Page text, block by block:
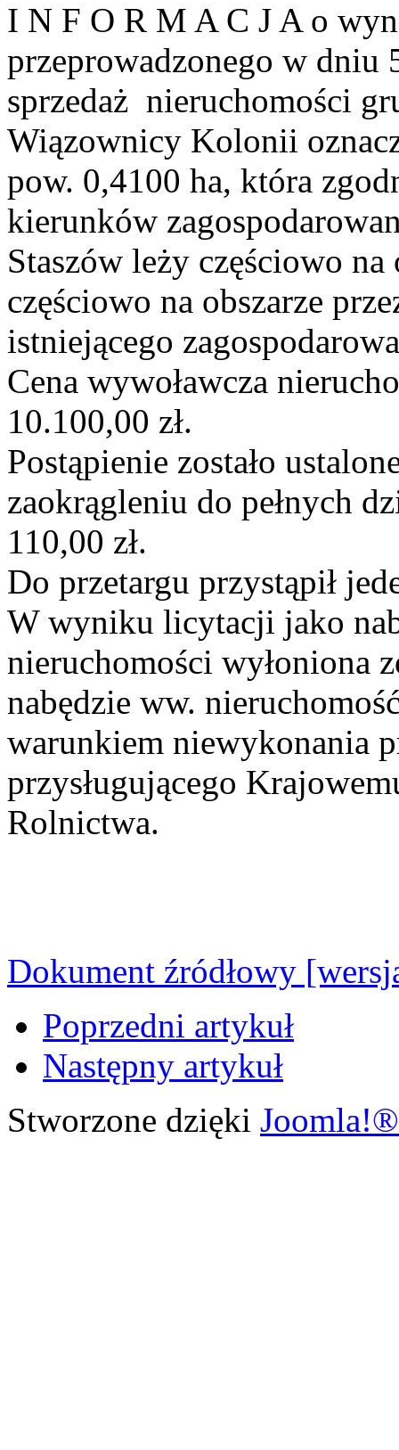
I N F O R M A C J A o
przeprowadzonego w dniu
sprzedaż nieruchomości
Wiązownicy Kolonii
pow. 0,4100 ha, która
kierunków
Staszów leży częściowo
częściowo na obszarze
istniejącego
Cena wywoławcza
10.100,00 zł.
Postąpienie zostało
zaokrągleniu do pełnych
110,00 zł.
Do przetargu przystąpił
W wyniku licytacji jako
nieruchomości wyłoniona
nabędzie ww.
warunkiem niewykonania
przysługującego
Rolnictwa.
Dokument źródłowy
Poprzedni artykuł
Następny artykuł
Stworzone dzięki Joomla!®